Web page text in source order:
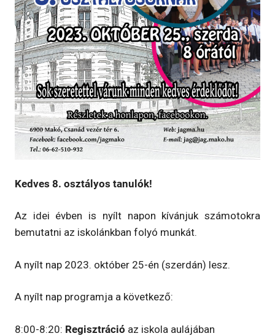
Kedves 8. osztályos tanulók!
Az idei évben is nyílt napon kívánjuk számotokra
bemutatni az iskolánkban folyó munkát.
A nyílt nap 2023. október 25-én (szerdán) lesz.
A nyílt nap programja a következő:
8:00-8:20: Regisztráció az iskola aulájában